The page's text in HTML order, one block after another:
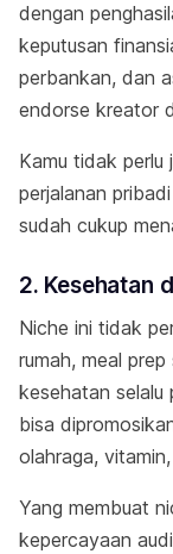
dengan
keputusan
perbankan, dan
endorse kreator
Kamu tidak perlu
perjalanan
sudah cukup
2. Kesehatan
Niche ini tidak
rumah, meal
kesehatan selalu
bisa
olahraga,
Yang membuat
kepercayaan